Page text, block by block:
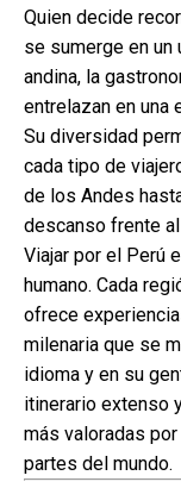
Quien decide
se sumerge en
andina, la
entrelazan en una
Su diversidad
cada tipo de
de los Andes
descanso frente al
Viajar por el Perú
humano. Cada
ofrece
milenaria que se
idioma y en su
itinerario extenso
más valoradas
partes del mundo.